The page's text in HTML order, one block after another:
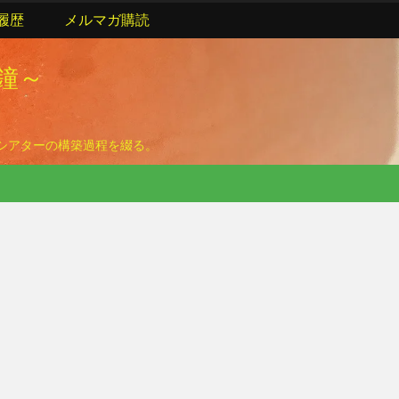
～
ターの構築過程を綴る。
歴 メルマガ購読